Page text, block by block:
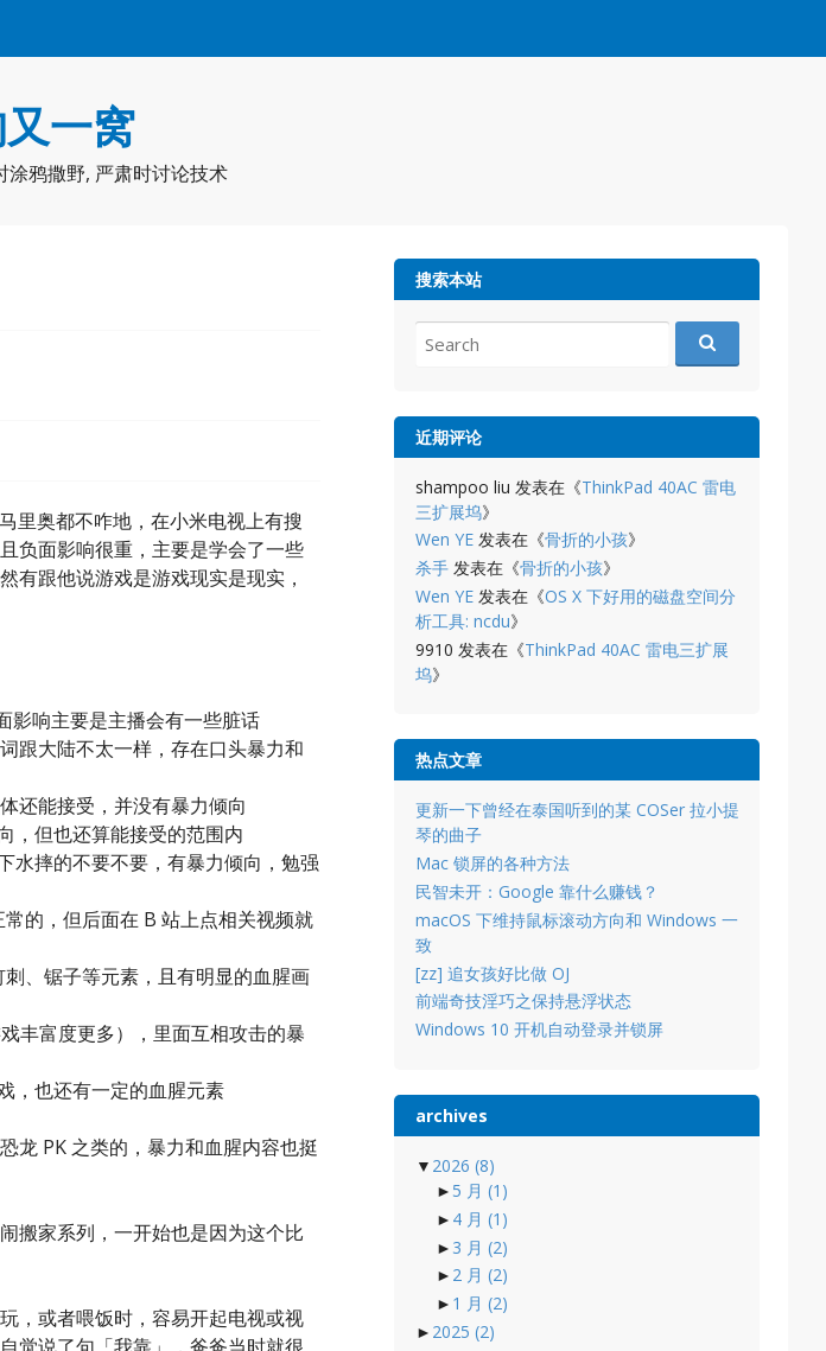
一窝
涂鸦撒野, 严肃时讨论技术
里奥都不咋地，在小米电视上有搜
负面影响很重，主要是学会了一些
有跟他说游戏是游戏现实是现实，
影响主要是主播会有一些脏话
跟大陆不太一样，存在口头暴力和
还能接受，并没有暴力倾向
，但也还算能接受的范围内
水摔的不要不要，有暴力倾向，勉强
的，但后面在 B 站上点相关视频就
、锯子等元素，且有明显的血腥画
丰富度更多），里面互相攻击的暴
，也还有一定的血腥元素
龙 PK 之类的，暴力和血腥内容也挺
搬家系列，一开始也是因为这个比
，或者喂饭时，容易开起电视或视
搜索本站
for:
近期评论
shampoo liu 发表在《ThinkPad 40AC 雷电
三扩展坞》
Wen YE发表在《骨折的小孩》
杀手发表在《骨折的小孩》
Wen YE发表在《OS X 下好用的磁盘空间分
析工具: ncdu》
9910 发表在《ThinkPad 40AC 雷电三扩展
坞》
热点文章
更新一下曾经在泰国听到的某 COSer 拉小提
琴的曲子
Mac 锁屏的各种方法
民智未开：Google 靠什么赚钱？
macOS 下维持鼠标滚动方向和 Windows 一
致
[zz] 追女孩好比做 OJ
前端奇技淫巧之保持悬浮状态
Windows 10 开机自动登录并锁屏
archives
▼ 2026 (8)
► 5 月 (1)
► 4 月 (1)
► 3 月 (2)
► 2 月 (2)
► 1 月 (2)
► 2025 (2)